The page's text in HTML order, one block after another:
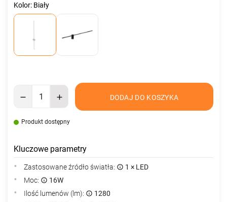
Kolor: Biały
DODAJ DO KOSZYKA
Produkt dostępny
Kluczowe parametry
Zastosowane źródło światła:
1 × LED
Moc:
16W
Ilość lumenów (lm):
1280